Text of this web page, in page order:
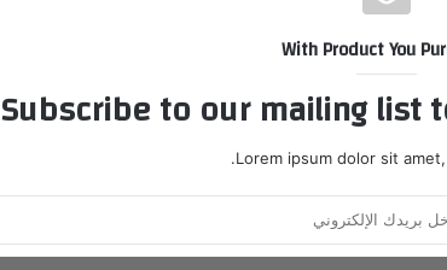
With Product You
Subscribe to our mailing list
Lorem ipsum dolor sit